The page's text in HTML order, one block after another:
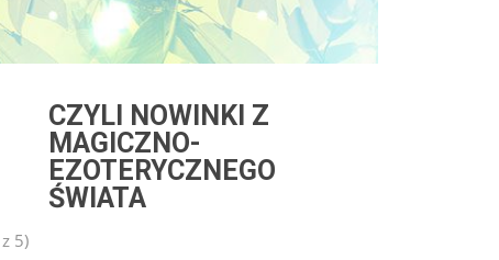
z 5)
CZYLI NOWINKI Z
MAGICZNO-
EZOTERYCZNEGO
ŚWIATA